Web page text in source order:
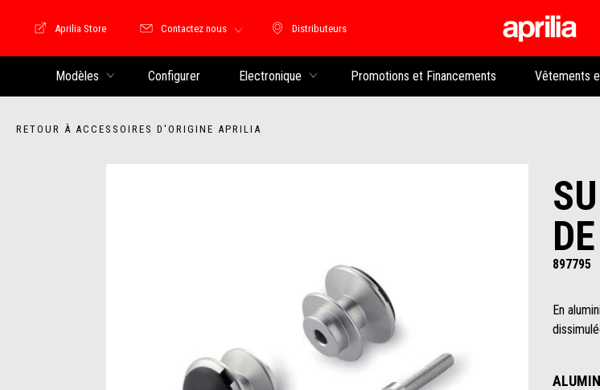
Distributeurs
Distributeurs
Store Motoguzzi
Aprilia Store Contactez nous
Modèles Configurer Electronique Promotions et Financements Vêtements
RETOUR À ACCESSOIRES D'ORIGINE APRILIA
897795
En